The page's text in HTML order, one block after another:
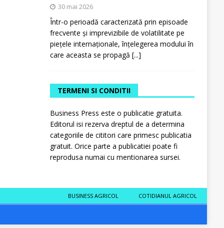
30 mai 2026
Într-o perioadă caracterizată prin episoade
frecvente și imprevizibile de volatilitate pe
piețele internaționale, înțelegerea modului în
care aceasta se propagă [...]
TERMENI SI CONDITII
Business Press este o publicatie gratuita.
Editorul isi rezerva dreptul de a determina
categoriile de cititori care primesc publicatia
gratuit. Orice parte a publicatiei poate fi
reprodusa numai cu mentionarea sursei.
BUSINESS AGRICOL COTIDIANUL AGRICOL